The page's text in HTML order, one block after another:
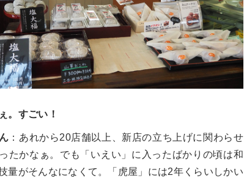
すごい！
：あれから20店舗以上、新店の立ち上げに関わらせ
たかなぁ。でも「いえい」に入ったばかりの頃は和
量がそんなになくて。「虎屋」には2年くらいしかい